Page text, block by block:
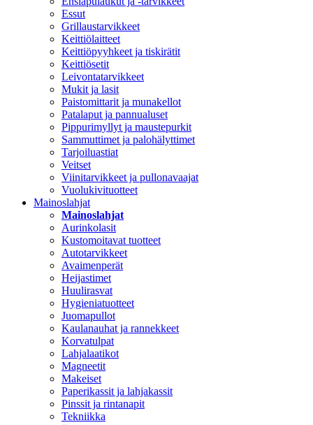
Essut
Grillaustarvikkeet
Keittiölaitteet
Keittiöpyyhkeet ja tiskirätit
Keittiösetit
Leivontatarvikkeet
Mukit ja lasit
Paistomittarit ja munakellot
Patalaput ja pannualuset
Pippurimyllyt ja maustepurkit
Sammuttimet ja palohälyttimet
Tarjoiluastiat
Veitset
Viinitarvikkeet ja pullonavaajat
Vuolukivituotteet
Mainoslahjat
Mainoslahjat
Aurinkolasit
Kustomoitavat tuotteet
Autotarvikkeet
Avaimenperät
Heijastimet
Huulirasvat
Hygieniatuotteet
Juomapullot
Kaulanauhat ja rannekkeet
Korvatulpat
Lahjalaatikot
Magneetit
Makeiset
Paperikassit ja lahjakassit
Pinssit ja rintanapit
Tekniikka